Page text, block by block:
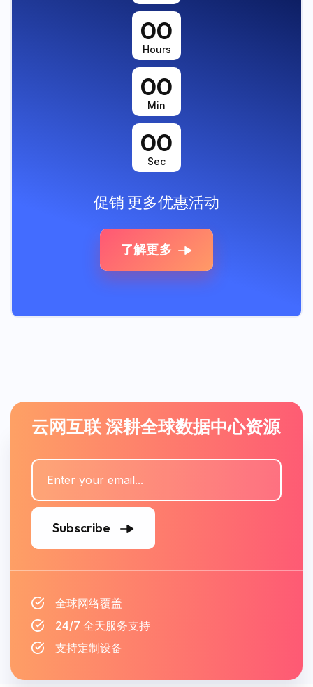
00
Hours
00
Min
00
Sec
促销 更多优惠活动
了解更多
云网互联 深耕全球数据中心资源
Subscribe
全球网络覆盖
24/7 全天服务支持
支持定制设备